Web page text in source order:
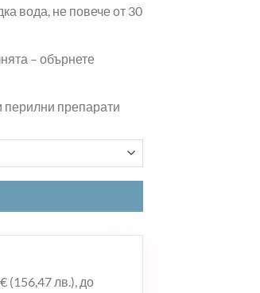
вода, не повече от 30
– обърнете
перилни препарати
(156,47 лв.), до